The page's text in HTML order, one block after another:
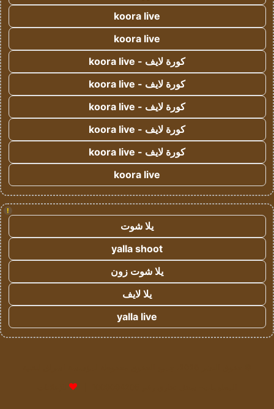
koora live
koora live
كورة لايف - koora live
كورة لايف - koora live
كورة لايف - koora live
كورة لايف - koora live
كورة لايف - koora live
koora live
!
يلا شوت
yalla shoot
يلا شوت زون
يلا لايف
yalla live